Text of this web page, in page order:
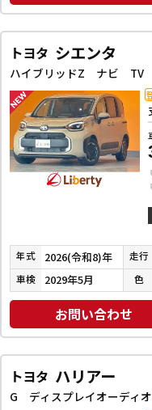
トヨタ シエンタ
年式 2026(令和8)年 走行
車検 2029年5月 色
お問い合わせ
トヨタ ハリアー